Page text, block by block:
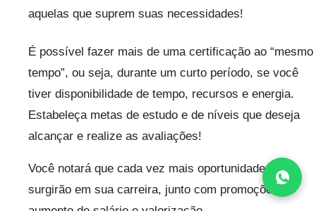
aquelas que suprem suas necessidades!
É possível fazer mais de uma certificação ao “mesmo
tempo”, ou seja, durante um curto período, se você
tiver disponibilidade de tempo, recursos e energia.
Estabeleça metas de estudo e de níveis que deseja
alcançar e realize as avaliações!
Você notará que cada vez mais oportunidades
surgirão em sua carreira, junto com promoções,